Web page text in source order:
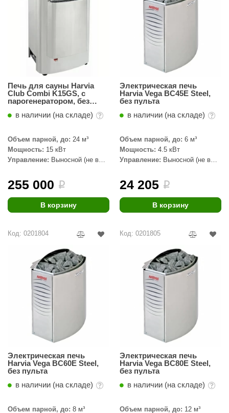
Sauna
icon
Печь для сауны Harvia
Club Combi K15GS, с
парогенератором, без
в наличии (на складе)
Объем парной, до: 24 м³
Мощность: 15 кВт
Управление: Выносной (не в
255 000 i
В корзину
Электрическая печь
Harvia Vega BC45E Steel,
без пульта
в наличии (на складе)
Объем парной, до: 6 м³
Мощность: 4.5 кВт
Управление: Выносной (не в
24 205 i
В корзину
Код: 0201804
Электрическая печь
Harvia Vega BC60E Steel,
без пульта
в наличии (на складе)
Объем парной, до: 8 м³
Код: 0201805
Электрическая печь
Harvia Vega BC80E Steel,
без пульта
в наличии (на складе)
Объем парной, до: 12 м³